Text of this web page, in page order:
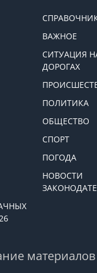
ВАЖНОЕ
СИТУАЦИЯ
ДОРОГАХ
ПОЛИТИКА
ОБЩЕСТВО
СПОРТ
ПОГОДА
НОВОСТИ
материалов